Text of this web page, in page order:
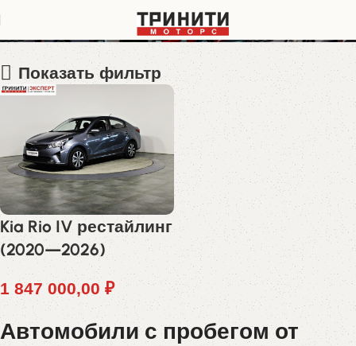
Z94C241BBMR205854
Показать фильтр
Kia Rio IV рестайлинг
(2020—2026)
1 847 000,00 ₽
Автомобили с пробегом от